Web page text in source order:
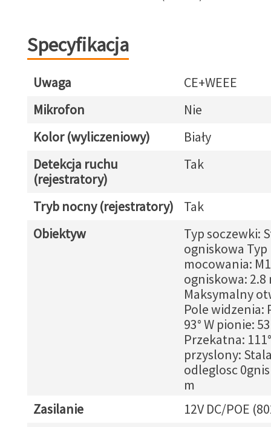
Specyfikacja
Uwaga
CE+WEEE
Mikrofon
Nie
Kolor (wyliczeniowy)
Biały
Detekcja ruchu
(rejestratory)
Tak
Tryb nocny (rejestratory)
Tak
Obiektyw
Typ soczewki:
ogniskowa Typ
mocowania:
ogniskowa: 2.8
Maksymalny
Pole widzenia:
93° W pionie:
Przekatna:
przyslony:
odleglosc
m
Zasilanie
12V DC/POE